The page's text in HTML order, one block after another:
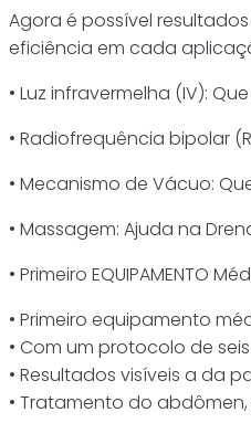
Agora é possível
eficiência em cada
• Luz infravermelha (IV):
• Radiofrequência bipolar
• Mecanismo de Vácuo:
• Massagem: Ajuda na
• Primeiro EQUIPAMENTO
• Primeiro equipamento
• Com um protocolo de
• Resultados visíveis a da
• Tratamento do